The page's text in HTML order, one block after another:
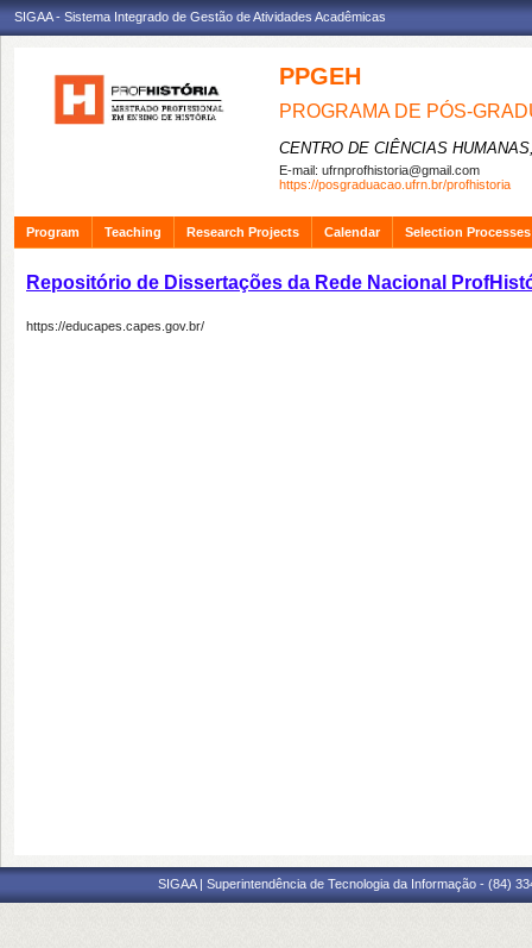
SIGAA - Sistema Integrado de Gestão de Atividades Acadêmicas
PPGEH
PROGRAMA DE PÓS-
CENTRO DE CIÊNCIAS
E-mail: ufrnprofhistoria@gmail.com
https://posgraduacao.ufrn.br/profhistoria
Program Teaching Research Projects Calendar Selection Processes
Repositório de Dissertações da Rede Nacional
https://educapes.capes.gov.br/
SIGAA | Superintendência de Tecnologia da Informação - (84)